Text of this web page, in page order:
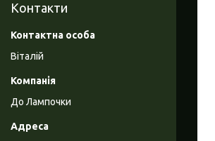
Контакти
Віталій
До Лампочки